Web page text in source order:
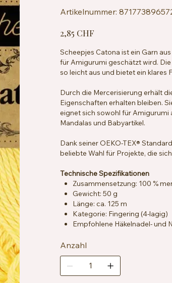
Artikelnummer: 8717738965724
2,85 CHF
Scheepjes Catona ist ein Garn
für Amigurumi geschätzt wird.
so leicht aus und bietet ein klares
Durch die Mercerisierung erhält
Eigenschaften erhalten bleiben.
eignet sich sowohl für Amigurumi
Mandalas und Babyartikel.
Dank seiner OEKO-TEX®
beliebte Wahl für Projekte, die
Technische Spezifikationen
Zusammensetzung: 100 %
Gewicht: 50 g
Länge: ca. 125 m
Kategorie: Fingering (4-lagig)
Empfohlene Häkelnadel- und
Zertifizierung: OEKO-TEX®
Pflegehinweise:
Herstellung: Hergestellt aus
Anzahl